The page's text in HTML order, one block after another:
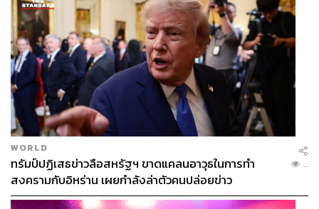
ABOUT THE PHOTOGRAPHER
ณาฌารัฐ ภักดีอาสา
ช่างภาพข่าว ประจำสำนักข่าว THE
STANDARD
WORLD
ทรัมป์ปฏิเสธข่าวลือสหรัฐฯ ขาดแคลนอาวุธในการทำ
สงครามกับอิหร่าน เผยกำลังล่าตัวคนปล่อยข่าว
...